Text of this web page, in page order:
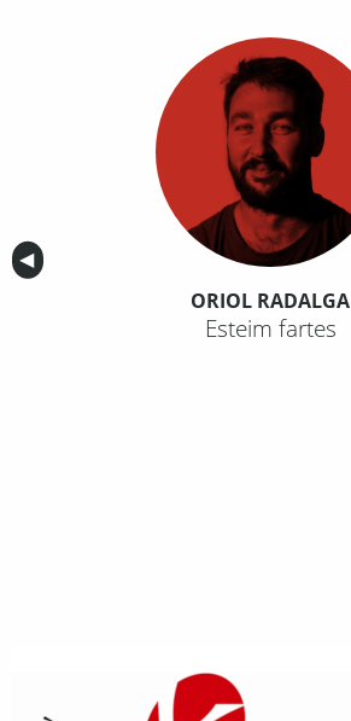
Anterior
◀︎
ORIOL RADALGA
Esteim fartes